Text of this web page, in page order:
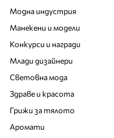
Модна индустрия
Манекени и модели
Конкурси и награди
Млади дизайнери
Световна мода
Здраве и красота
Грижи за тялото
Аромати